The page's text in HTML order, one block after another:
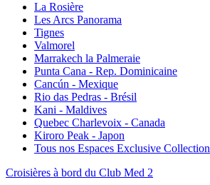
La Rosière
Les Arcs Panorama
Tignes
Valmorel
Marrakech la Palmeraie
Punta Cana - Rep. Dominicaine
Cancún - Mexique
Rio das Pedras - Brésil
Kani - Maldives
Quebec Charlevoix - Canada
Kiroro Peak - Japon
Tous nos Espaces Exclusive Collection
Croisières à bord du Club Med 2